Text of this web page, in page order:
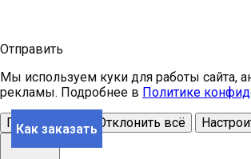
Как заказать
Отправить
Мы используем куки для работы сайта,
рекламы. Подробнее в Политике
Принять всё
Отклонить всё